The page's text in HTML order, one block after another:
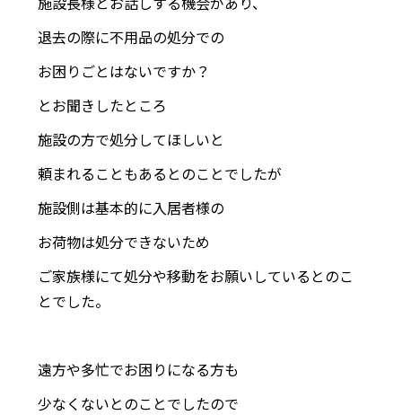
退去の際に不用品の処分での
お困りごとはないですか？
とお聞きしたところ
施設の方で処分してほしいと
頼まれることもあるとのことでしたが
施設側は基本的に入居者様の
お荷物は処分できないため
ご家族様にて処分や移動をお願いしているとのこ
とでした。
遠方や多忙でお困りになる方も
少なくないとのことでしたので